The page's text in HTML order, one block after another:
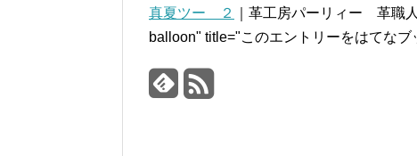
真夏ツー ２
｜革工房パーリィー 革職
balloon" title="このエントリーをはてな